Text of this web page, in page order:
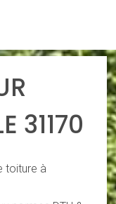
31170
toiture à